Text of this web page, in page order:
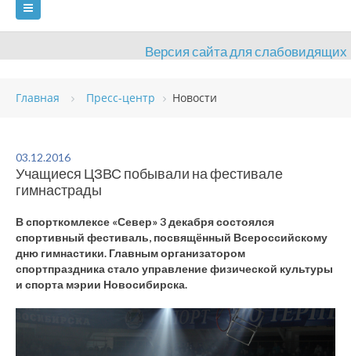
Версия сайта для слабовидящих
ГЛАВНАЯ
ВИДЫ СПОРТА
ОБЪЕКТЫ
ОЦЕНКА КАЧЕСТВА ОБРАЗОВАНИЯ ВАКАНСИИ
ПЛАТНЫЕ УСЛУГИ КОНТАКТЫ
Главная Пресс-центр Новости
03.12.2016
Учащиеся ЦЗВС побывали на фестивале
гимнастрады
В спорткомлексе «Север» 3 декабря состоялся
спортивный фестиваль, посвящённый Всероссийскому
дню гимнастики. Главным организатором
спортпраздника стало управление физической культуры
и спорта мэрии Новосибирска.